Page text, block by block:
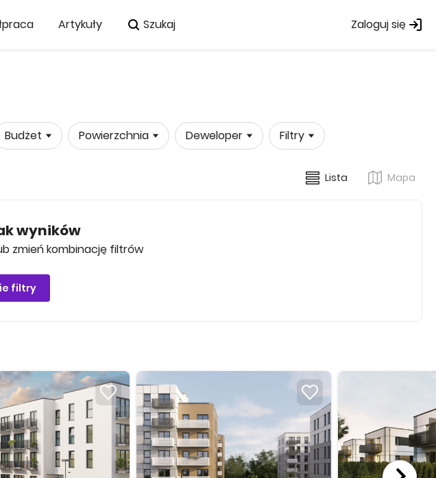
Artykuły Szukaj Zaloguj się
Budżet Powierzchnia Deweloper Filtry
Lista Mapa
wyników
zmień kombinację filtrów
filtry